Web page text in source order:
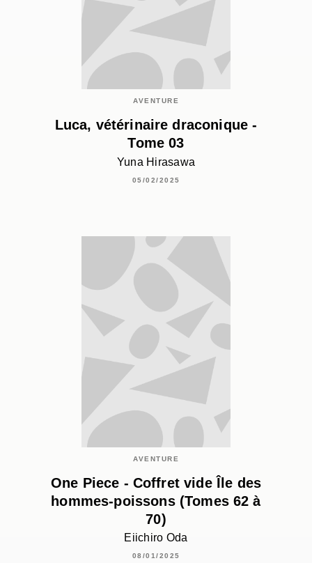
AVENTURE
Luca, vétérinaire draconique -
Tome 03
Yuna Hirasawa
05/02/2025
AVENTURE
One Piece - Coffret vide Île des
hommes-poissons (Tomes 62 à
70)
Eiichiro Oda
08/01/2025